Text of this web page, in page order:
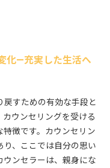
化—充実した生活へ
すための有効な手段と
ウンセリングを受ける
特徴です。カウンセリン
り、ここでは自分の思い
ンセラーは、親身にな